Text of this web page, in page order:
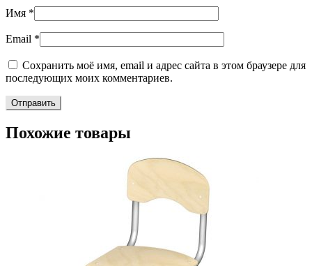
Имя *
Email *
Сохранить моё имя, email и адрес сайта в этом браузере для
последующих моих комментариев.
Похожие товары